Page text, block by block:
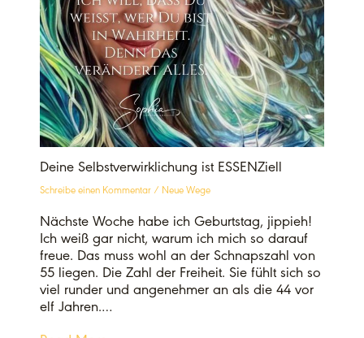
Deine Selbstverwirklichung ist ESSENZiell
Schreibe einen Kommentar / Neue Wege
Nächste Woche habe ich Geburtstag, jippieh!
Ich weiß gar nicht, warum ich mich so darauf
freue. Das muss wohl an der Schnapszahl von
55 liegen. Die Zahl der Freiheit. Sie fühlt sich so
viel runder und angenehmer an als die 44 vor
elf Jahren.…